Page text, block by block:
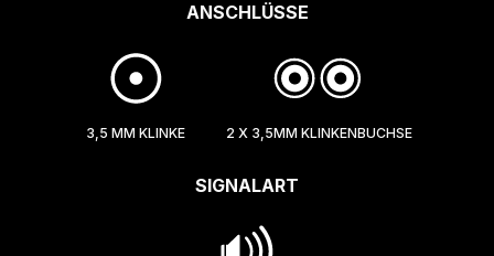
ANSCHLÜSSE
3,5 MM KLINKE 2 X 3,5MM KLINKENBUCHSE
SIGNALART